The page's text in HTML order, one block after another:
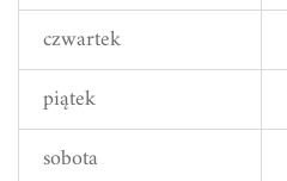
czwartek
piątek
sobota